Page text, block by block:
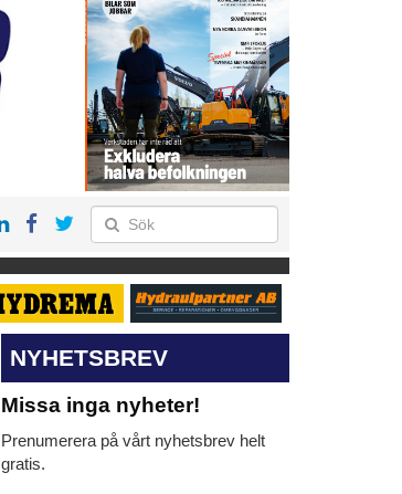
NYHETSBREV
Missa inga nyheter!
Prenumerera på vårt nyhetsbrev helt
gratis.